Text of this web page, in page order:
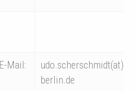
E-Mail:
berlin.de